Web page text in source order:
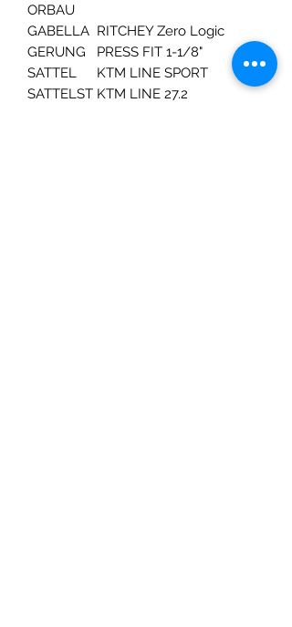
ORBAU
GABELLA
GERUNG
RITCHEY Zero Logic
PRESS FIT 1-1/8"
SATTEL
KTM LINE SPORT
SATTELST KTM LINE 27.2